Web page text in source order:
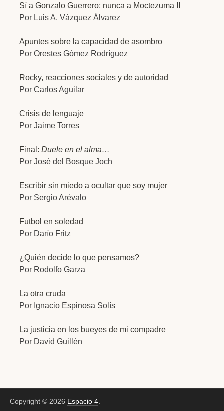
Sí a Gonzalo Guerrero; nunca a Moctezuma II
Por Luis A. Vázquez Álvarez
Apuntes sobre la capacidad de asombro
Por Orestes Gómez Rodríguez
Rocky, reacciones sociales y de autoridad
Por Carlos Aguilar
Crisis de lenguaje
Por Jaime Torres
Final:Duele en el alma…
Por José del Bosque Joch
Escribir sin miedo a ocultar que soy mujer
Por Sergio Arévalo
Futbol en soledad
Por Darío Fritz
¿Quién decide lo que pensamos?
Por Rodolfo Garza
La otra cruda
Por Ignacio Espinosa Solís
La justicia en los bueyes de mi compadre
Por David Guillén
Copyright © 2026 Espacio 4